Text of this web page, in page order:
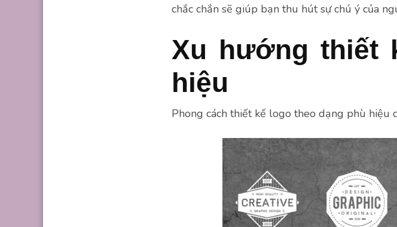
chắc chắn sẽ giúp bạn thu hút sự chú ý của
Xu hướng thiết
hiệu
Phong cách thiết kế logo theo dạng phù hiệu